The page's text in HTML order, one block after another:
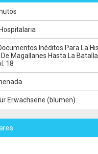
Inéditos Para La
De Magallanes Hasta La
18
Erwachsene (blumen)